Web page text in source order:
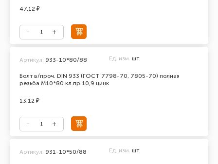
47.12 ₽
Болт в/проч. DIN 933 (ГОСТ 7798-70, 7805-70) полная
резьба М10*80 кл.пр.10,9 цинк
Артикул: 933-10*80/88 Ед. изм. шт.
13.12 ₽
Артикул: 931-10*50/88 Ед. изм. шт.